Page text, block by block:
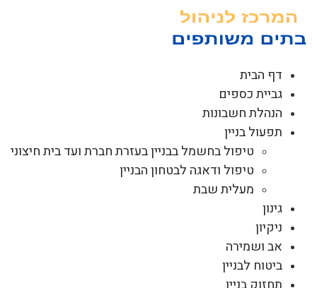
דף הבית
גביית כספים
הנהלת חשבונות
תפעול בניין
טיפול בחשמל בבניין בעזרת חברת ועד בית חיצוני
טיפול ודאגה לבטחון הבניין
מעלית שבת
גינון
ניקיון
אב ושמירה
ביטוח לבניין